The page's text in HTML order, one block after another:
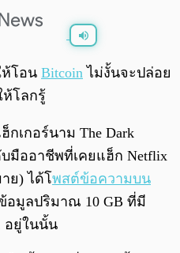
0:00
โอน Bitcoin ไม่งั้นจะปล่อย
ห้โลกรู้
เกอร์นาม The Dark
มืออาชีพที่เคยแฮ็ก Netflix
ย) ได้โพสต์ข้อความบน
อมูลปริมาณ 10 GB ที่มี
อยู่ในนั้น